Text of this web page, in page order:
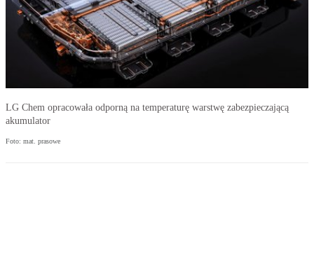
LG Chem opracowała odporną na temperaturę warstwę zabezpieczającą
akumulator
Foto: mat. prasowe